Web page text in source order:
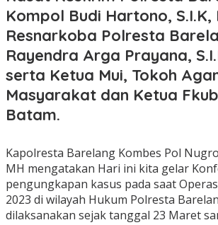
Kompol Budi Hartono,
Resnarkoba Polresta
Rayendra Arga Prayana,
serta Ketua Mui, Tokoh
Masyarakat dan Ketua
Batam.
Kapolresta Barelang Kombes Pol
MH mengatakan Hari ini kita gelar
pengungkapan kasus pada saat
2023 di wilayah Hukum Polresta
dilaksanakan sejak tanggal 23 Maret